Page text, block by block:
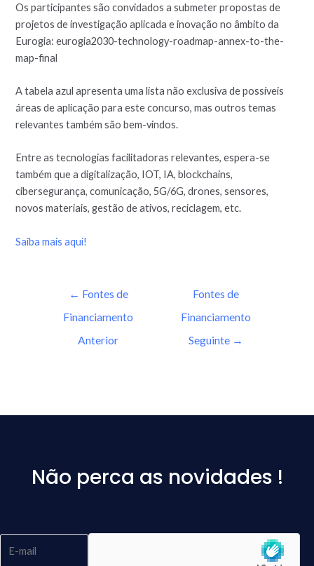
Os participantes são convidados a submeter propostas de
projetos de investigação aplicada e inovação no âmbito da
Eurogia: eurogia2030-technology-roadmap-annex-to-the-
map-final
A tabela azul apresenta uma lista não exclusiva de possíveis
áreas de aplicação para este concurso, mas outros temas
relevantes também são bem-vindos.
Entre as tecnologias facilitadoras relevantes, espera-se
também que a digitalização, IOT, IA, blockchains,
cibersegurança, comunicação, 5G/6G, drones, sensores,
novos materiais, gestão de ativos, reciclagem, etc.
Saiba mais aqui!
← Fontes de
Financiamento
Anterior
Fontes de
Financiamento
Seguinte →
Não perca as novidades !